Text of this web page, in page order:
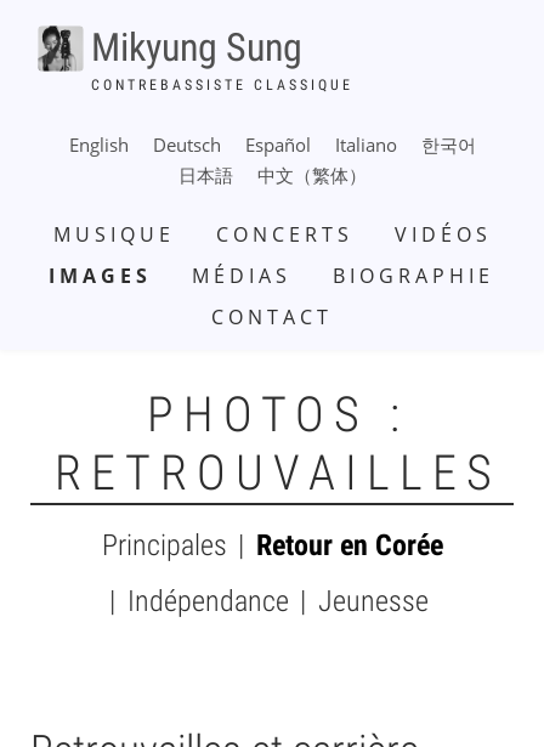
contenu
Mikyung Sung
CONTREBASSISTE CLASSIQUE
English Deutsch Español Italiano 한국어
日本語 中文（繁体）
PRINCIPALE
MUSIQUE CONCERTS
VIDÉOS
IMAGES
MÉDIAS
BIOGRAPHIE
CONTACT
PHOTOS :
RETROUVAILLES
SUBMENU
Principales
Retour en Corée
Indépendance
Jeunesse